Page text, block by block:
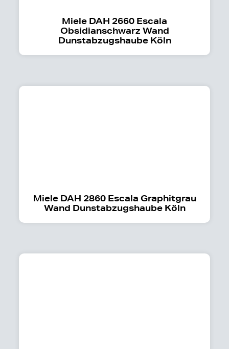
Miele DAH 2660 Escala
Obsidianschwarz Wand
Dunstabzugshaube Köln
Miele DAH 2860 Escala Graphitgrau
Wand Dunstabzugshaube Köln